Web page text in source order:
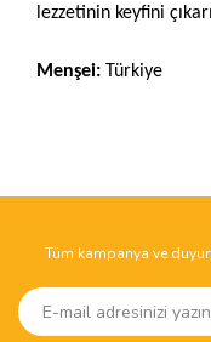
lezzetinin keyfini
Menşei: Türkiye
kullanarak
Görüş ve önerileriniz
Ürün
Tüm kampanya ve